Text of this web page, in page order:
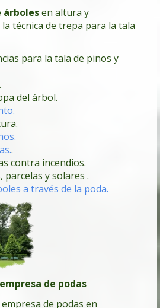
árbolesen altura y
técnica de trepa para la tala
para la tala de pinos y
del árbol.
.
contra incendios.
parcelas y solares .
a través de la poda.
de podas
de podas en